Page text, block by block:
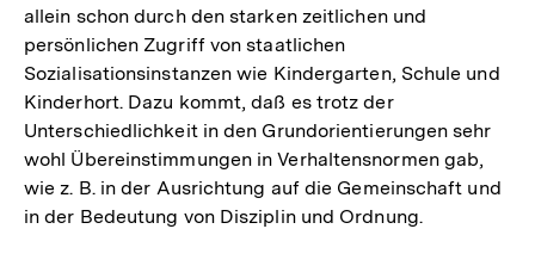
allein schon durch den starken zeitlichen und
persönlichen Zugriff von staatlichen
Sozialisationsinstanzen wie Kindergarten, Schule und
Kinderhort. Dazu kommt, daß es trotz der
Unterschiedlichkeit in den Grundorientierungen sehr
wohl Übereinstimmungen in Verhaltensnormen gab,
wie z. B. in der Ausrichtung auf die Gemeinschaft und
in der Bedeutung von Disziplin und Ordnung.